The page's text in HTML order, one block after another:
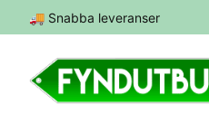
🚚 Snabba leveranser